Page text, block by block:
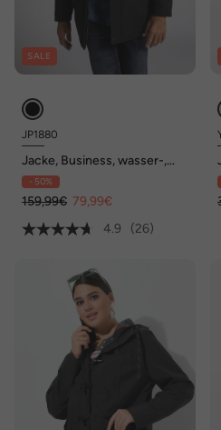
SALE
JP1880
Jacke, Business, wasser-,
winddicht, atmungsaktiv
- 50%
159,99€ 79,99€
4.9
(26)